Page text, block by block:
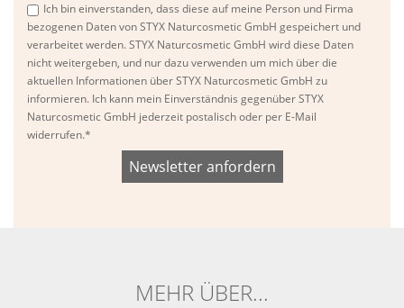
Ich bin einverstanden, dass diese auf meine Person und Firma
bezogenen Daten von STYX Naturcosmetic GmbH gespeichert und
verarbeitet werden. STYX Naturcosmetic GmbH wird diese Daten
nicht weitergeben, und nur dazu verwenden um mich über die
aktuellen Informationen über STYX Naturcosmetic GmbH zu
informieren. Ich kann mein Einverständnis gegenüber STYX
Naturcosmetic GmbH jederzeit postalisch oder per E-Mail
widerrufen.*
MEHR ÜBER...